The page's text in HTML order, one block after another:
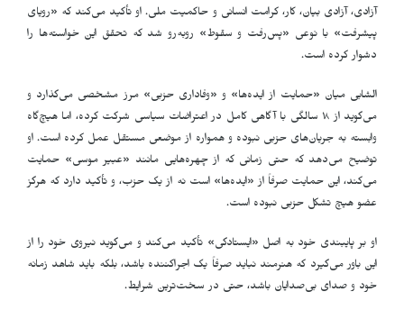
آزادی، آزادی بیان، کار، کرامت انسانی و حاکمیت ملی. او تأکید می‌کند که «رویای
پیشرفت» با نوعی «پس‌رفت و سقوط» روبه‌رو شد که تحقق این خواسته‌ها را
دشوار کرده است.
الشابی میان «حمایت از ایده‌ها» و «وفاداری حزبی» مرز مشخصی می‌گذارد و
می‌گوید از ۱۸ سالگی با آگاهی کامل در اعتراضات سیاسی شرکت کرده، اما هیچ‌گاه
وابسته به جریان‌های حزبی نبوده و همواره از موضعی مستقل عمل کرده است. او
توضیح می‌دهد که حتی زمانی که از چهره‌هایی مانند «عبیر موسی» حمایت
می‌کند، این حمایت صرفاً از «ایده‌ها» است نه از یک حزب، و تأکید دارد که هرگز
عضو هیچ تشکل حزبی نبوده است.
او بر پایبندی خود به اصل «ایستادگی» تأکید می‌کند و می‌گوید نیروی خود را از
این باور می‌گیرد که هنرمند نباید صرفاً یک اجراکننده باشد، بلکه باید شاهد زمانه
خود و صدای بی‌صدایان باشد، حتی در سخت‌ترین شرایط.